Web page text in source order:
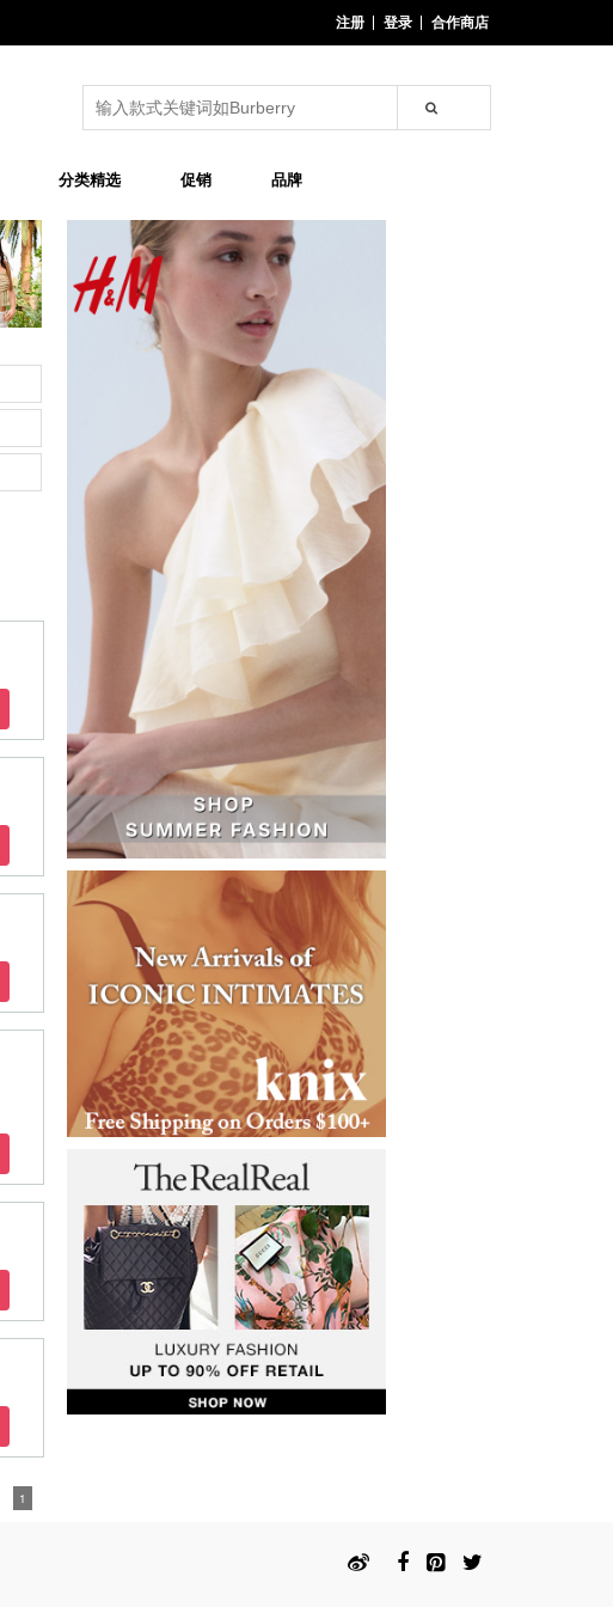
注册 登录 合作商店
分类精选 促销 品牌
1